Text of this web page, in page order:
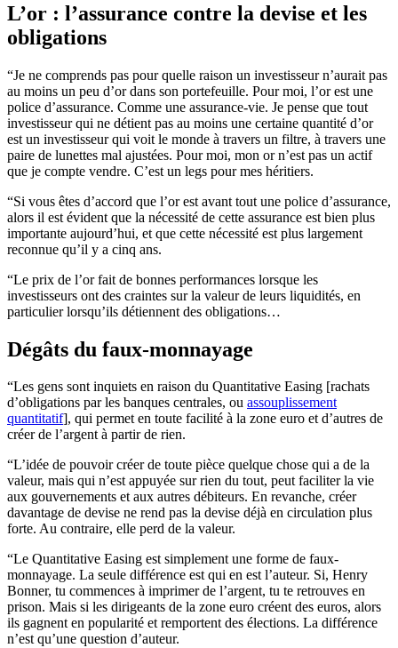
L’or : l’assurance contre la devise et les
obligations
“Je ne comprends pas pour quelle raison un investisseur n’aurait pas
au moins un peu d’or dans son portefeuille. Pour moi, l’or est une
police d’assurance. Comme une assurance-vie. Je pense que tout
investisseur qui ne détient pas au moins une certaine quantité d’or
est un investisseur qui voit le monde à travers un filtre, à travers une
paire de lunettes mal ajustées. Pour moi, mon or n’est pas un actif
que je compte vendre. C’est un legs pour mes héritiers.
“Si vous êtes d’accord que l’or est avant tout une police d’assurance,
alors il est évident que la nécessité de cette assurance est bien plus
importante aujourd’hui, et que cette nécessité est plus largement
reconnue qu’il y a cinq ans.
“Le prix de l’or fait de bonnes performances lorsque les
investisseurs ont des craintes sur la valeur de leurs liquidités, en
particulier lorsqu’ils détiennent des obligations…
Dégâts du faux-monnayage
“Les gens sont inquiets en raison du Quantitative Easing [rachats
d’obligations par les banques centrales, ou assouplissement
quantitatif], qui permet en toute facilité à la zone euro et d’autres de
créer de l’argent à partir de rien.
“L’idée de pouvoir créer de toute pièce quelque chose qui a de la
valeur, mais qui n’est appuyée sur rien du tout, peut faciliter la vie
aux gouvernements et aux autres débiteurs. En revanche, créer
davantage de devise ne rend pas la devise déjà en circulation plus
forte. Au contraire, elle perd de la valeur.
“Le Quantitative Easing est simplement une forme de faux-
monnayage. La seule différence est qui en est l’auteur. Si, Henry
Bonner, tu commences à imprimer de l’argent, tu te retrouves en
prison. Mais si les dirigeants de la zone euro créent des euros, alors
ils gagnent en popularité et remportent des élections. La différence
n’est qu’une question d’auteur.